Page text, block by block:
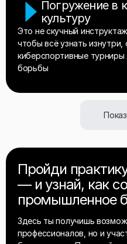
Погружение в
культуру
Это не скучный
чтобы всё узнать
киберспортивные
борьбы
Пройди
— и узнай, как
промышленное
Здесь ты получишь
профессионалов, но и